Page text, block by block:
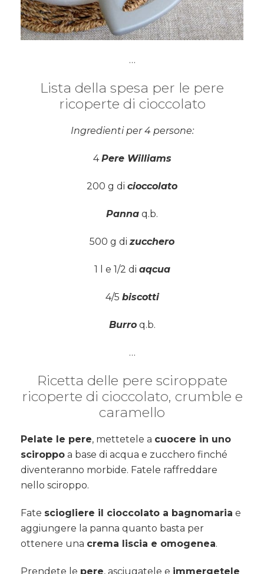
…
Lista della spesa per le pere
ricoperte di cioccolato
Ingredienti per 4 persone:
4Pere Williams
200 g di cioccolato
Panna q.b.
500 g dizucchero
1 l e 1/2 di aqcua
4/5 biscotti
Burroq.b.
…
Ricetta delle pere sciroppate
ricoperte di cioccolato, crumble e
caramello
Pelate le pere, mettetele a cuocere in uno
sciroppo a base di acqua e zucchero finché
diventeranno morbide. Fatele raffreddare
nello sciroppo.
Fate sciogliere il cioccolato a bagnomaria e
aggiungere la panna quanto basta per
ottenere una crema liscia e omogenea.
Prendete le pere, asciugatele e immergetele